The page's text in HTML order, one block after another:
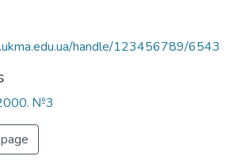
handle/123456789/6543
№3